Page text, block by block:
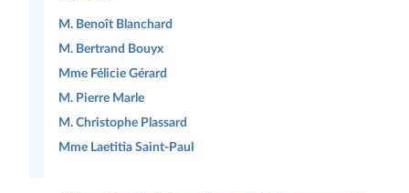
M. Benoît Blanchard
M. Bertrand Bouyx
Mme Félicie Gérard
M. Pierre Marle
M. Christophe Plassard
Mme Laetitia Saint-Paul